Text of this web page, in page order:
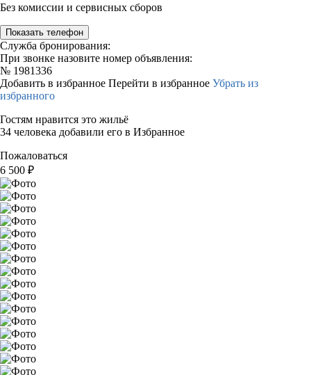
Без комиссии и сервисных сборов
Показать телефон
Служба бронирования:
При звонке назовите номер объявления:
№ 1981336
Добавить в избранное Перейти в избранное Убрать из
избранного
Гостям нравится это жильё
34 человека добавили его в Избранное
Пожаловаться
6 500 ₽